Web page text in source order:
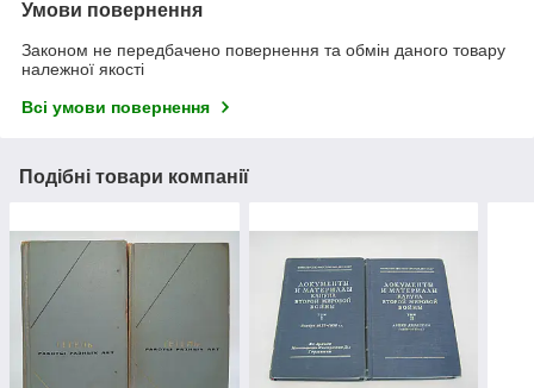
Умови повернення
Законом не передбачено повернення та обмін даного товару
належної якості
Всі умови повернення
Подібні товари компанії